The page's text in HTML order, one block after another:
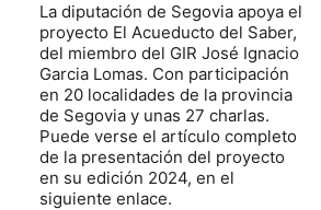
La diputación de Segovia apoya el
proyecto El Acueducto del Saber,
del miembro del GIR José Ignacio
Garcia Lomas. Con participación
en 20 localidades de la provincia
de Segovia y unas 27 charlas.
Puede verse el artículo completo
de la presentación del proyecto
en su edición 2024, en el
siguiente enlace.